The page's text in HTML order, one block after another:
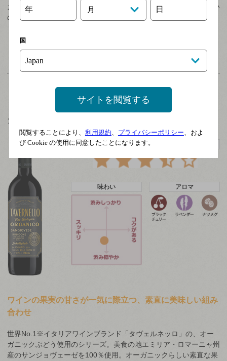
カロリーナとサントリーが共同で、しっかりと時間をかけて味わい
の開発をしていま…
タヴェルネッロ オルガニコ サンジョヴェーゼ 2020
独断！マリアージュおすすめ度
味わい アロマ
ワインの果実の甘さが一気に際立つ、素直に美味しい組み
合わせ
世界No.1※イタリアワインブランド「タヴェルネッロ」の、オー
ガニックぶどう使用のシリーズ。美食の地エミリア・ロマーニャ州
産のサンジョヴェーゼを100％使用。オーガニックらしい素直な果
年 月 日
国
サイトを閲覧する
閲覧することにより、 利用規約、 プライバシーポリシー、およ
び Cookie の使用に同意したことになります。